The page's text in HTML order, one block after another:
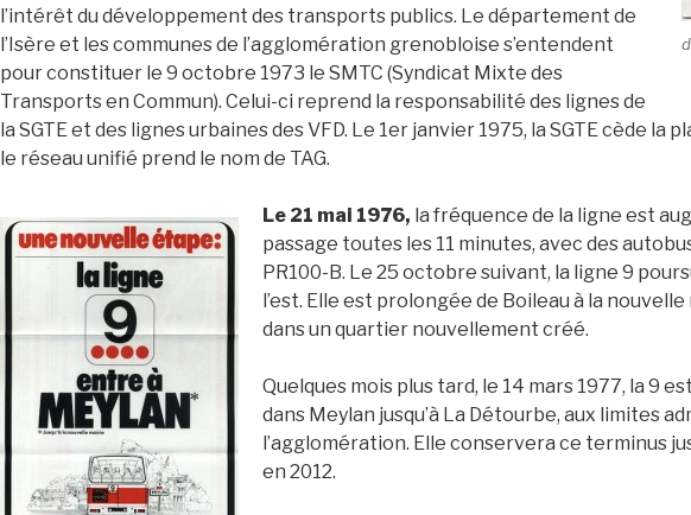
l’intérêt du développement des transports publics. Le département de
l’Isère et les communes de l’agglomération grenobloise s’entendent
pour constituer le 9 octobre 1973 le SMTC (Syndicat Mixte des
Transports en Commun). Celui-ci reprend la responsabilité des lignes de
la SGTE et des lignes urbaines des VFD. Le 1er janvier 1975, la SGTE cède la
le réseau unifié prend le nom de TAG.
Le 21 mai 1976, la fréquence de la ligne est
passage toutes les 11 minutes, avec des
PR100-B. Le 25 octobre suivant, la ligne 9
l’est. Elle est prolongée de Boileau à la
dans un quartier nouvellement créé.
Quelques mois plus tard, le 14 mars 1977, la 9
dans Meylan jusqu’à La Détourbe, aux limites
l’agglomération. Elle conservera ce terminus
en 2012.